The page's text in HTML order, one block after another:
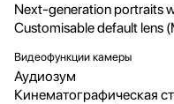
Next-generation portraits
Customisable default lens
Видеофункции камеры
Аудиозум
Кинематографическая